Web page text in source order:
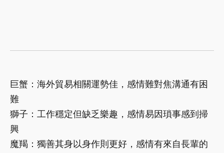
巨蟹：海外貿易相關運勢佳，感情難對焦溝通有困
難
獅子：工作穩定但缺乏樂趣，感情易因瑣事感到掃
興
魔羯：獨善其身以身作則更好，感情有來自長輩的